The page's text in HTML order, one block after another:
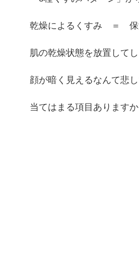
乾燥によるくすみ　＝　保
肌の乾燥状態を放置して
顔が暗く見えるなんて悲し
当てはまる項目ありますか